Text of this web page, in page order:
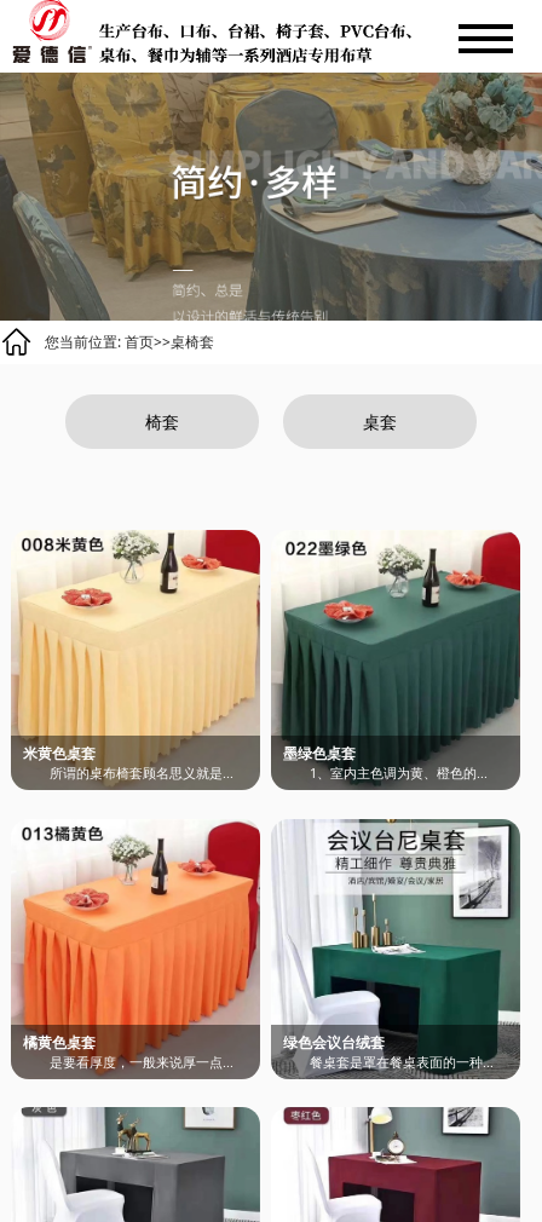
您当前位置:首页>>桌椅套
椅套 桌套
米黄色桌套
所谓的桌布椅套顾名思义就是...
墨绿色桌套
1、室内主色调为黄、橙色的...
橘黄色桌套
是要看厚度，一般来说厚一点...
绿色会议台绒套
餐桌套是罩在餐桌表面的一种...